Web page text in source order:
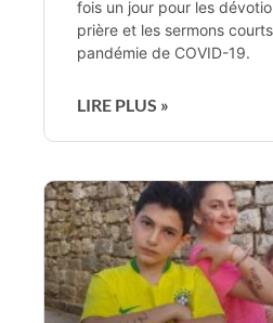
fois un jour pour les
prière et les sermons
pandémie de COVID-19.
LIRE PLUS »